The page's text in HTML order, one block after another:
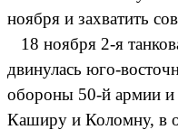
ноября и захватить
18 ноября 2-я
двинулась юго-
обороны 50-й армии и
Каширу и Коломну, в